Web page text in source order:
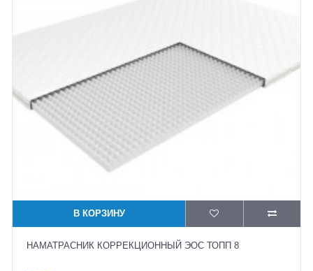
В КОРЗИНУ
НАМАТРАСНИК КОРРЕКЦИОННЫЙ ЭОС ТОПП 8